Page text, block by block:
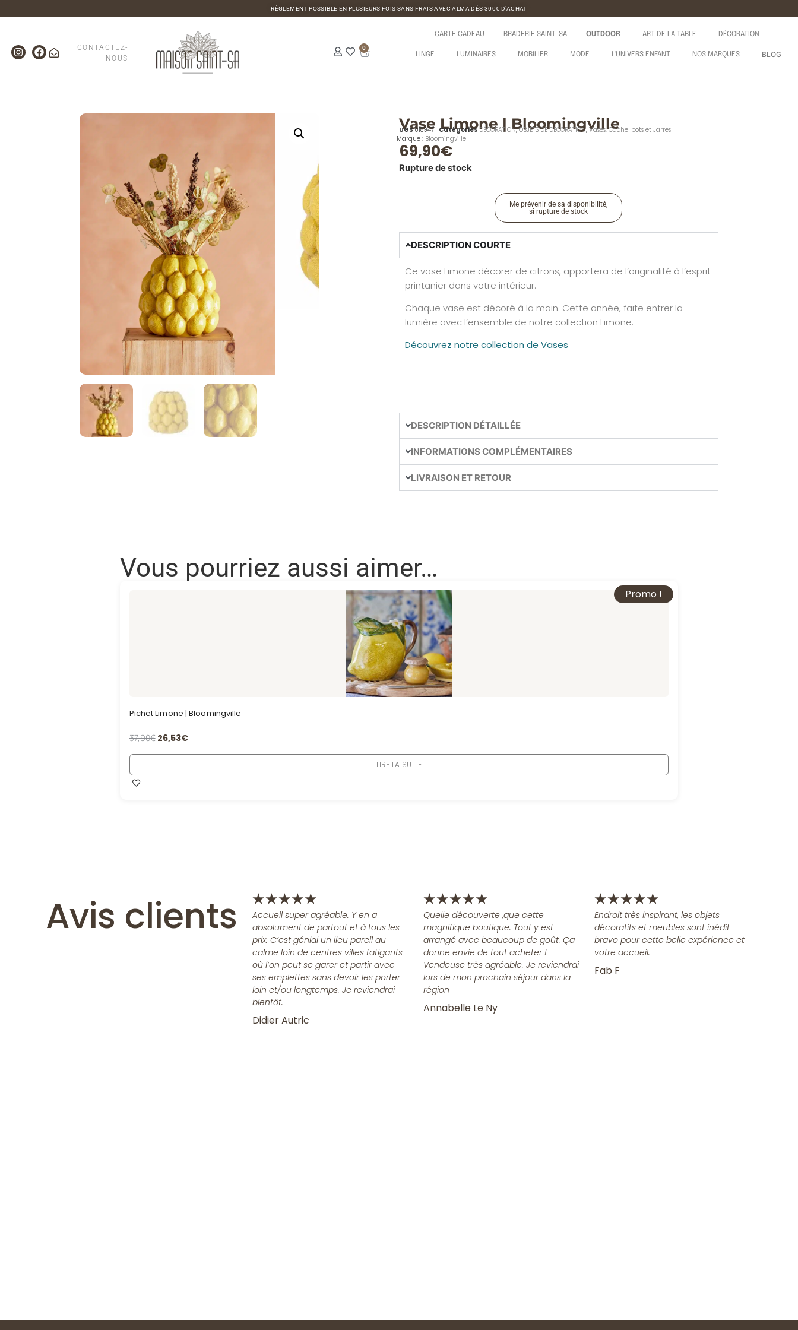
RÈGLEMENT POSSIBLE EN PLUSIEURS FOIS SANS FRAIS AVEC ALMA DÈS 300€ D’ACHAT
CONTACTEZ-
NOUS
0
CARTE CADEAU BRADERIE SAINT-SA OUTDOOR ART DE LA TABLE DÉCORATION
LINGE LUMINAIRES MOBILIER MODE L'UNIVERS ENFANT NOS MARQUES BLOG
Vase Limone | Bloomingville
UGS018947 Catégories DÉCORATION,OBJETS DE DÉCORATION, Vases, Cache-pots et Jarres
Marque : Bloomingville
69,90€
Rupture de stock
Me prévenir de sa disponibilité,
si rupture de stock
DESCRIPTION COURTE
Ce vase Limone décorer de citrons, apportera de l’originalité à l’esprit
printanier dans votre intérieur.
Chaque vase est décoré à la main. Cette année, faite entrer la
lumière avec l’ensemble de notre collection Limone.
Découvrez notre collection de Vases
DESCRIPTION DÉTAILLÉE
INFORMATIONS COMPLÉMENTAIRES
LIVRAISON ET RETOUR
Vous pourriez aussi aimer…
Promo !
Pichet Limone | Bloomingville
37,90€ 26,53€
LIRE LA SUITE
Avis clients ★★★★★
Accueil super agréable. Y en a
absolument de partout et à tous les
prix. C’est génial un lieu pareil au
calme loin de centres villes fatigants
où l’on peut se garer et partir avec
ses emplettes sans devoir les porter
loin et/ou longtemps. Je reviendrai
bientôt.
Didier Autric
★★★★★
Quelle découverte ,que cette
magnifique boutique. Tout y est
arrangé avec beaucoup de goût. Ça
donne envie de tout acheter !
Vendeuse très agréable. Je reviendrai
lors de mon prochain séjour dans la
région
Annabelle Le Ny
★★★★★
Endroit très inspirant, les objets
décoratifs et meubles sont inédit -
bravo pour cette belle expérience et
votre accueil.
Fab F